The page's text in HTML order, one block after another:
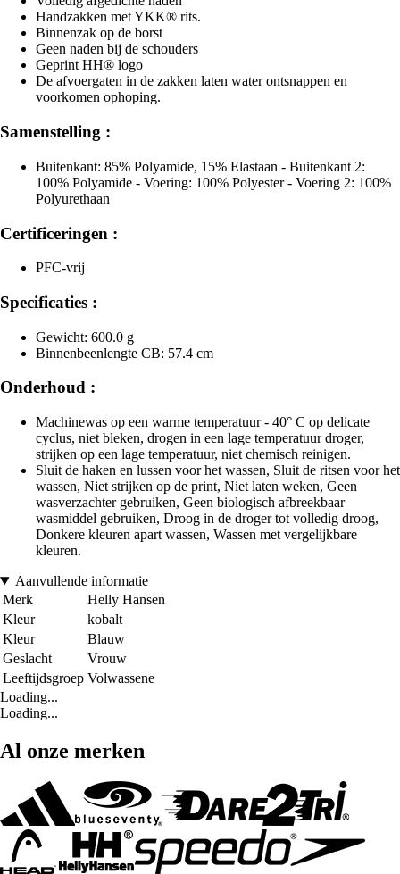
Handzakken met YKK® rits.
Binnenzak op de borst
Geen naden bij de schouders
Geprint HH® logo
De afvoergaten in de zakken laten water ontsnappen en
voorkomen ophoping.
Samenstelling :
Buitenkant: 85% Polyamide, 15% Elastaan - Buitenkant 2:
100% Polyamide - Voering: 100% Polyester - Voering 2: 100%
Polyurethaan
Certificeringen :
PFC-vrij
Specificaties :
Gewicht: 600.0 g
Binnenbeenlengte CB: 57.4 cm
Onderhoud :
Machinewas op een warme temperatuur - 40° C op delicate
cyclus, niet bleken, drogen in een lage temperatuur droger,
strijken op een lage temperatuur, niet chemisch reinigen.
Sluit de haken en lussen voor het wassen, Sluit de ritsen voor het
wassen, Niet strijken op de print, Niet laten weken, Geen
wasverzachter gebruiken, Geen biologisch afbreekbaar
wasmiddel gebruiken, Droog in de droger tot volledig droog,
Donkere kleuren apart wassen, Wassen met vergelijkbare
kleuren.
Aanvullende informatie
Merk
Helly Hansen
Kleur
kobalt
Kleur
Blauw
Geslacht
Vrouw
Leeftijdsgroep Volwassene
Loading...
Loading...
Al onze merken